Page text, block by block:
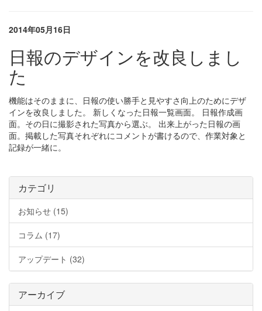
2014年05月16日
日報のデザインを改良しまし
た
機能はそのままに、日報の使い勝手と見やすさ向上のためにデザ
インを改良しました。 新しくなった日報一覧画面。 日報作成画
面。その日に撮影された写真から選ぶ。 出来上がった日報の画
面。掲載した写真それぞれにコメントが書けるので、作業対象と
記録が一緒に。
カテゴリ
お知らせ (15)
コラム (17)
アップデート (32)
アーカイブ